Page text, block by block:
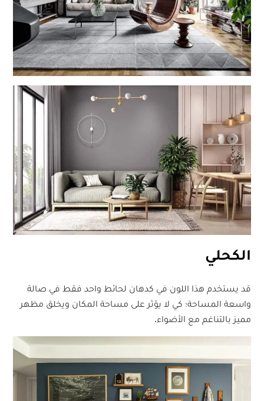
الكحلي
قد يستخدم هذا اللون في كدهان لحائط واحد فقط في صالة
واسعة المساحة؛ كي لا يؤثر على مساحة المكان ويخلق مظهر
مميز بالتناغم مع الأضواء.